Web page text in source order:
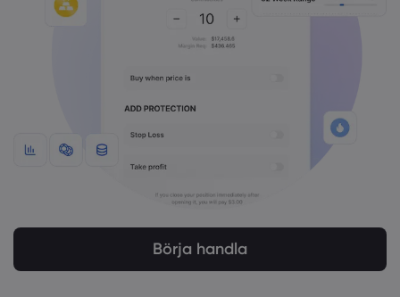
Börja handla